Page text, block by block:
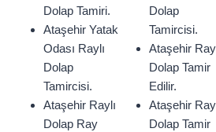
Dolap Tamiri.
Ataşehir Yatak
Odası Raylı
Dolap
Tamircisi.
Ataşehir Raylı
Dolap Ray
Dolap
Tamircisi.
Ataşehir
Dolap Tamir
Edilir.
Ataşehir
Dolap Tamir